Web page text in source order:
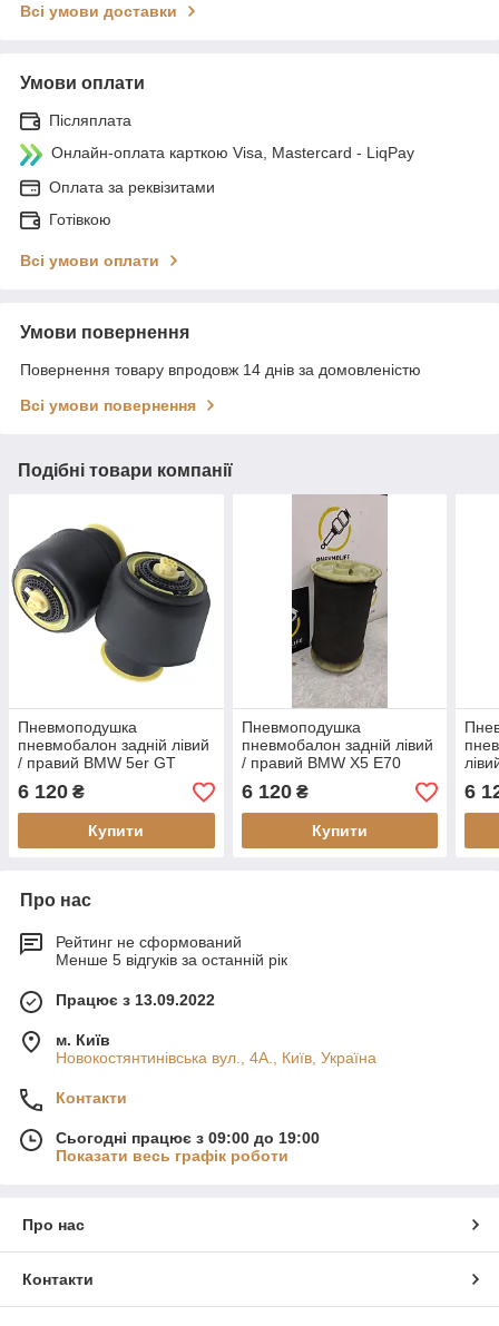
Всі умови доставки
Умови оплати
Післяплата
Онлайн-оплата карткою Visa, Mastercard - LiqPay
Оплата за реквізитами
Готівкою
Всі умови оплати
Умови повернення
Повернення товару впродовж 14 днів за домовленістю
Всі умови повернення
Подібні товари компанії
Пневмоподушка
пневмобалон задній лівий
/ правий BMW 5er GT
(F07) 2009-2017
(відновлений)
6 120 ₴
Купити
Пневмоподушка
пневмобалон задній лівий
/ правий BMW X5 E70
(відновлений)
6 120₴
Купити
6
Про нас
Рейтинг не сформований
Менше 5 відгуків за останній рік
Працює з 13.09.2022
м. Київ
Новокостянтинівська вул., 4А., Київ, Україна
Контакти
Сьогодні працює з 09:00 до 19:00
Показати весь графік роботи
Про нас
Контакти